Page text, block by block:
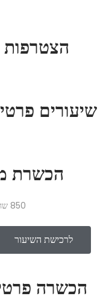
הצטרפות
שיעורים
הכשרת
850 שח + מע"מ לשעה אחד לאחד
לרכישת השיעור
הכשרה